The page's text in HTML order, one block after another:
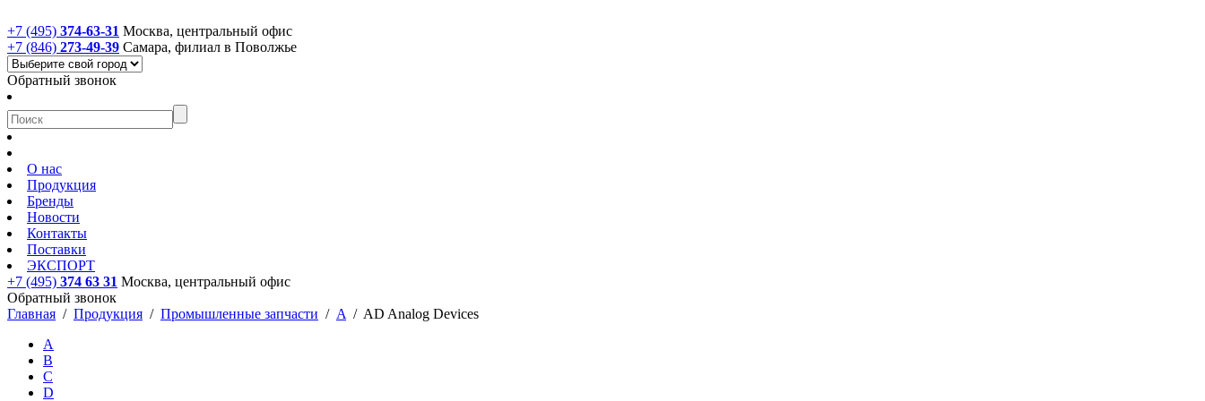
+7 (495) 374-63-31 Москва, центральный офис
+7 (846) 273-49-39 Самара, филиал в Поволжье
Обратный звонок
О нас
Продукция
Бренды
Новости
Контакты
Поставки
ЭКСПОРТ
+7 (495) 374 63 31 Москва, центральный офис
Обратный звонок
Главная / Продукция / Промышленные запчасти / A / AD Analog Devices
A
B
C
D